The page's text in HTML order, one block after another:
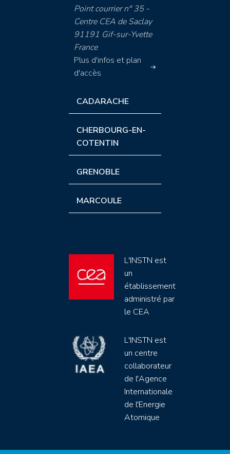
Point courrier n° 35 -
Centre CEA de Saclay
91191 Gif-sur-Yvette
France
Plus d'infos et plan
d'accès
CADARACHE
CHERBOURG-EN-
COTENTIN
GRENOBLE
MARCOULE
L'INSTN est
un
établissement
administré par
le CEA
L'INSTN est
un centre
collaborateur
de l'Agence
Internationale
de l'Energie
Atomique